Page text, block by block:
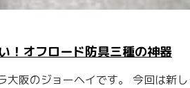
！オフロード防具三種の神器
阪のジョーヘイです。 今回は新